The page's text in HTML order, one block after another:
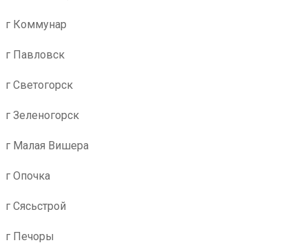
г Коммунар
г Павловск
г Светогорск
г Зеленогорск
г Малая Вишера
г Опочка
г Сясьстрой
г Печоры